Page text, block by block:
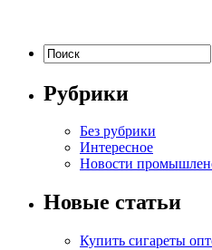
Рубрики
Без рубрики
Интересное
Новости
Новые статьи
Купить сигареты